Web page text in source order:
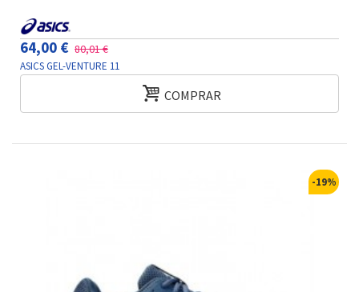
64,00 € 80,01 €
ASICS GEL-VENTURE 11
COMPRAR
-19%